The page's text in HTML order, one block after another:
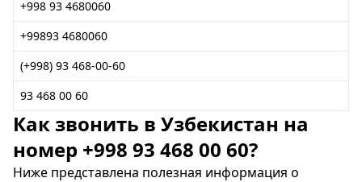
+998 93 4680060
+99893 4680060
(+998) 93 468-00-60
93 468 00 60
Как звонить в Узбекистан на
номер +998 93 468 00 60?
Ниже представлена полезная информация о